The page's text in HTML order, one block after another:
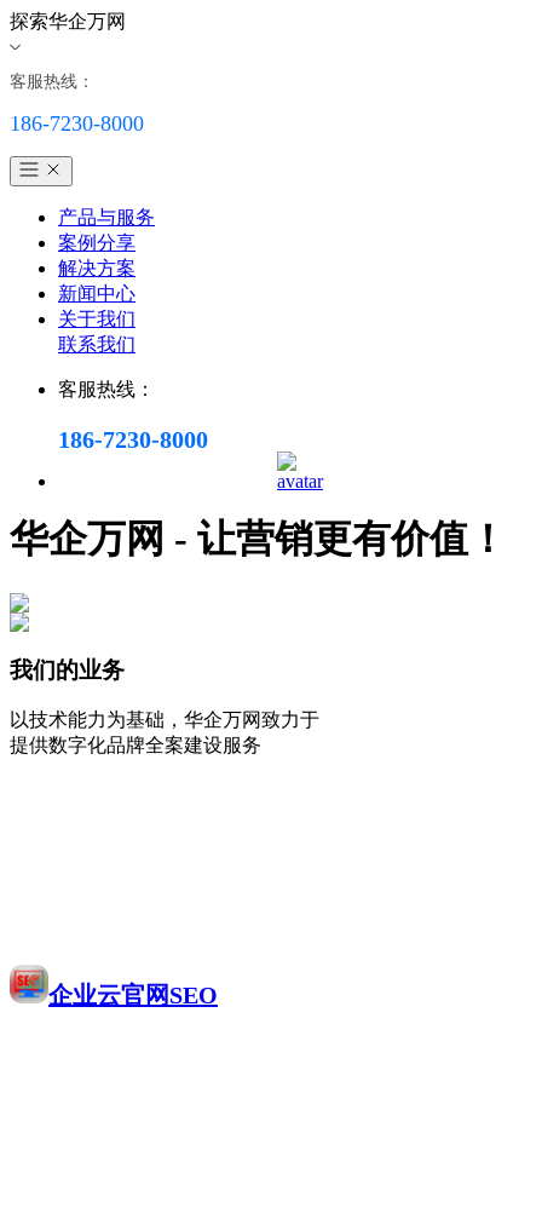
探索华企万网
客服热线：
186-7230-8000
产品与服务
案例分享
解决方案
新闻中心
关于我们
联系我们
客服热线：
186-7230-8000
华企万网 - 让营销更有价值！
我们的业务
以技术能力为基础，华企万网致力于
提供数字化品牌全案建设服务
企业云官网SEO